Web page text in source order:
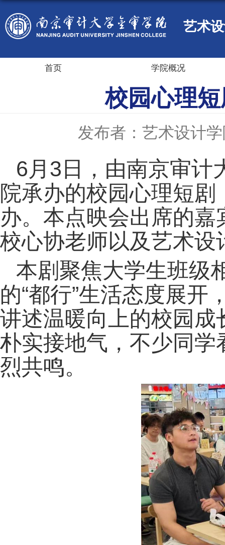
艺术
首页 学院概况
校园心理
发布者：艺术设计
6月3日，由南京审计
院承办的校园心理短
办。本点映会出席的
校心协老师以及艺术设
本剧聚焦大学生班级
的“都行”生活态度展开
讲述温暖向上的校园
朴实接地气，不少同
烈共鸣。